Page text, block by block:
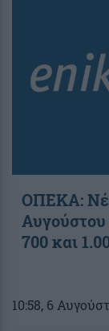
ΟΠΕΚΑ:
Αυγούστου
700 και
10:58, 6